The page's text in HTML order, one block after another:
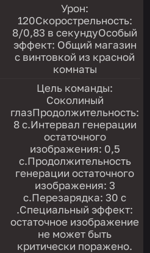
Урон:
120Скорострельность:
8/0,83 в секундуОсобый
эффект: Общий магазин
с винтовкой из красной
комнаты
Цель команды:
Соколиный
глазПродолжительность:
8 с.Интервал генерации
остаточного
изображения: 0,5
с.Продолжительность
генерации остаточного
изображения: 3
с.Перезарядка: 30 с
.Специальный эффект:
остаточное изображение
не может быть
критически поражено.